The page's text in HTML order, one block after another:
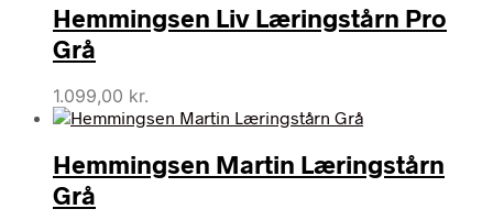
Hemmingsen Liv Læringstårn Pro
Grå
1.099,00 kr.
Hemmingsen Martin Læringstårn
Grå